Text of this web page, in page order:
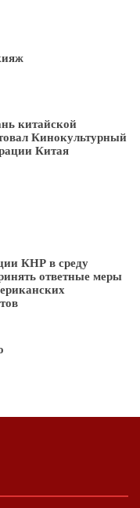
китайской
Кинокультурный
Китая
КНР в среду
ответные меры